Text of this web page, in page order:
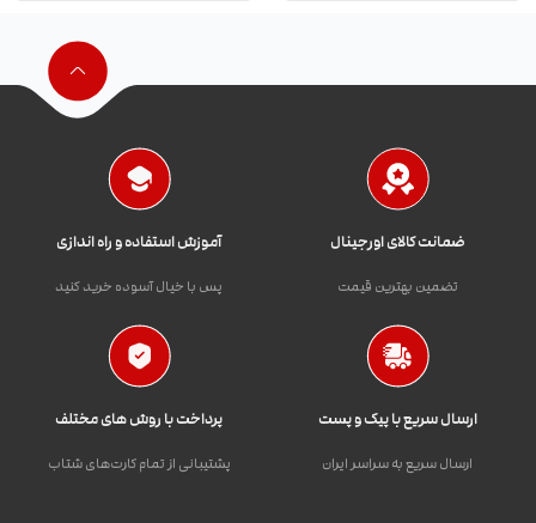
ضمانت کالای اورجینال
تضمین بهترین قیمت
آموزش استفاده و راه اندازی
پس با خیال آسوده خرید کنید
ارسال سریع با پیک و پست
ارسال سریع به سراسر ایران
پرداخت با روش های مختلف
پشتیبانی از تمام کارت‌های شتاب